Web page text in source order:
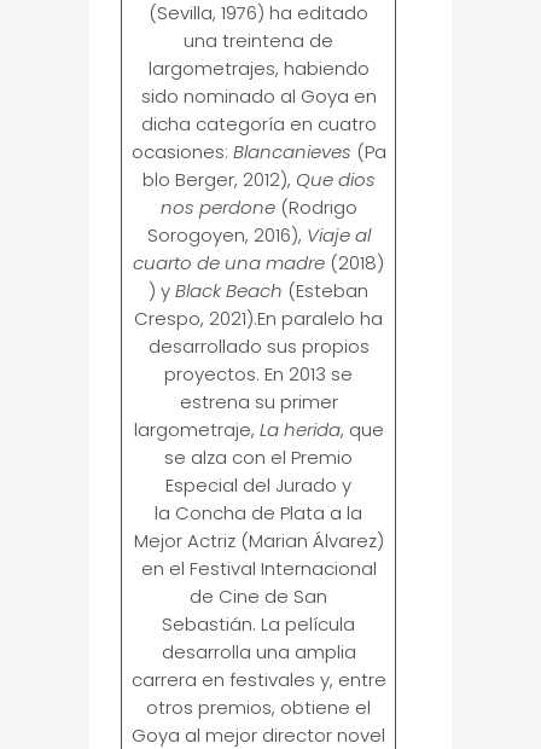
(Sevilla, 1976) ha editado
una treintena de
largometrajes, habiendo
sido nominado al Goya en
dicha categoría en cuatro
ocasiones: Blancanieves (Pa
blo Berger, 2012), Que dios
nos perdone(Rodrigo
Sorogoyen, 2016), Viaje al
cuarto de una madre (2018)
) yBlack Beach (Esteban
Crespo, 2021).En paralelo ha
desarrollado sus propios
proyectos. En 2013 se
estrena su primer
largometraje, La herida, que
se alza con el Premio
Especial del Jurado y
la Concha de Plata a la
Mejor Actriz (Marian Álvarez)
en el Festival Internacional
de Cine de San
Sebastián. La película
desarrolla una amplia
carrera en festivales y, entre
otros premios, obtiene el
Goya al mejor director novel